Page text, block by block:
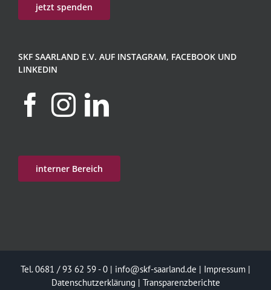
jetzt spenden
SKF SAARLAND E.V. AUF INSTAGRAM, FACEBOOK UND
LINKEDIN
interner Bereich
Tel. 0681 / 93 62 59 - 0 | info@skf-saarland.de | Impressum |
Datenschutzerklärung | Transparenzberichte